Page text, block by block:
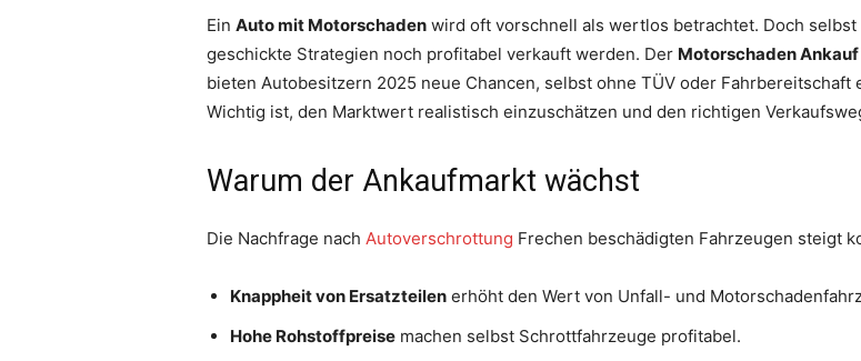
Ein Auto mit Motorschaden wird oft vorschnell als wertlos betrachtet. Doch
geschickte Strategien noch profitabel verkauft werden. Der Motorschaden Ankauf
bieten Autobesitzern 2025 neue Chancen, selbst ohne TÜV oder Fahrbereitschaft
Wichtig ist, den Marktwert realistisch einzuschätzen und den richtigen
Warum der Ankaufmarkt wächst
Die Nachfrage nach Autoverschrottung Frechen beschädigten Fahrzeugen steigt
Knappheit von Ersatzteilen erhöht den Wert von Unfall- und
Hohe Rohstoffpreise machen selbst Schrottfahrzeuge profitabel.